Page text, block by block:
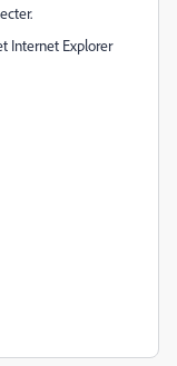
Internet Explorer